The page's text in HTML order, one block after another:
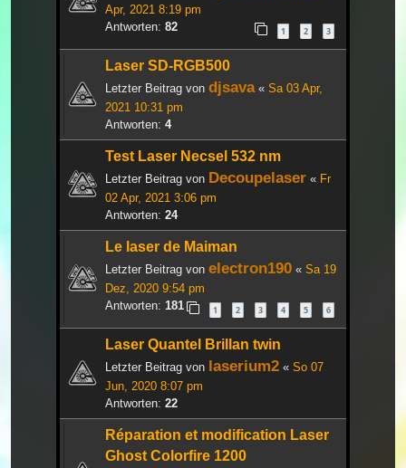
Apr, 2021 8:19 pm
Antworten: 82 1 2 3
Laser SD-RGB500
Letzter Beitrag von djsava« Sa 03 Apr,
2021 10:31 pm
Antworten: 4
Test Laser Necsel 532 nm
Letzter Beitrag von Decoupelaser « Fr
02 Apr, 2021 3:06 pm
Antworten: 24
Le laser de Maiman
Letzter Beitrag von electron190 « Sa 19
Dez, 2020 9:54 pm
Antworten: 181 1 2 3 4 5 6
Laser Quantel Brillan twin
Letzter Beitrag von laserium2 « So 07
Jun, 2020 8:07 pm
Antworten: 22
Réparation et modification Laser
Ghost Colorfire 1200